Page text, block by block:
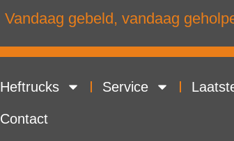
Vandaag gebeld, vandaag
Heftrucks Service
Contact